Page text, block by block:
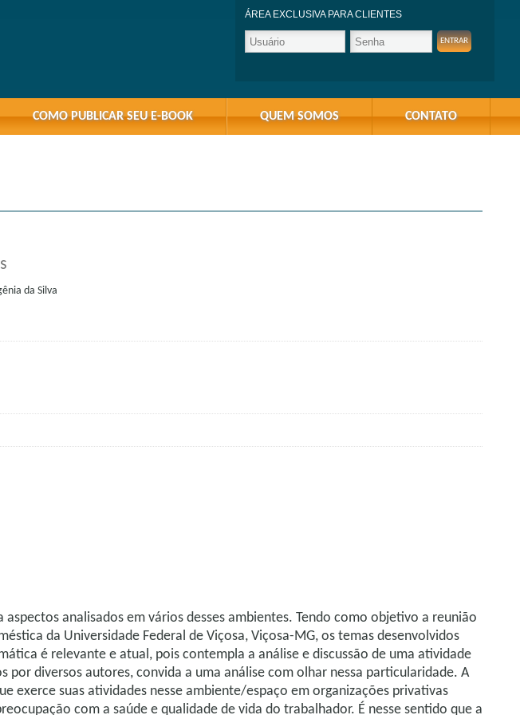
ÁREA EXCLUSIVA PARA CLIENTES
COMO PUBLICAR SEU E-BOOK QUEM SOMOS CONTATO
da Silva
analisados em vários desses ambientes. Tendo como objetivo a reunião
da Universidade Federal de Viçosa, Viçosa-MG, os temas desenvolvidos
é relevante e atual, pois contempla a análise e discussão de uma atividade
diversos autores, convida a uma análise com olhar nessa particularidade. A
suas atividades nesse ambiente/espaço em organizações privativas
com a saúde e qualidade de vida do trabalhador. É nesse sentido que a